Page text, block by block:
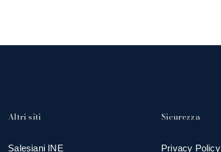
Altri siti
Salesiani INE
Sicurezza
Privacy Policy